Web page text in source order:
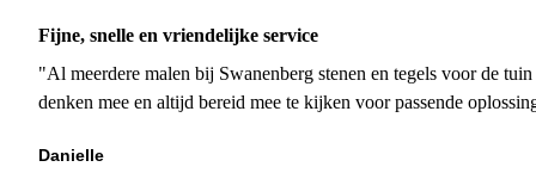
Fijne, snelle en vriendelijke service
"Al meerdere malen bij Swanenberg stenen en tegels voor de
denken mee en altijd bereid mee te kijken voor passende
Danielle